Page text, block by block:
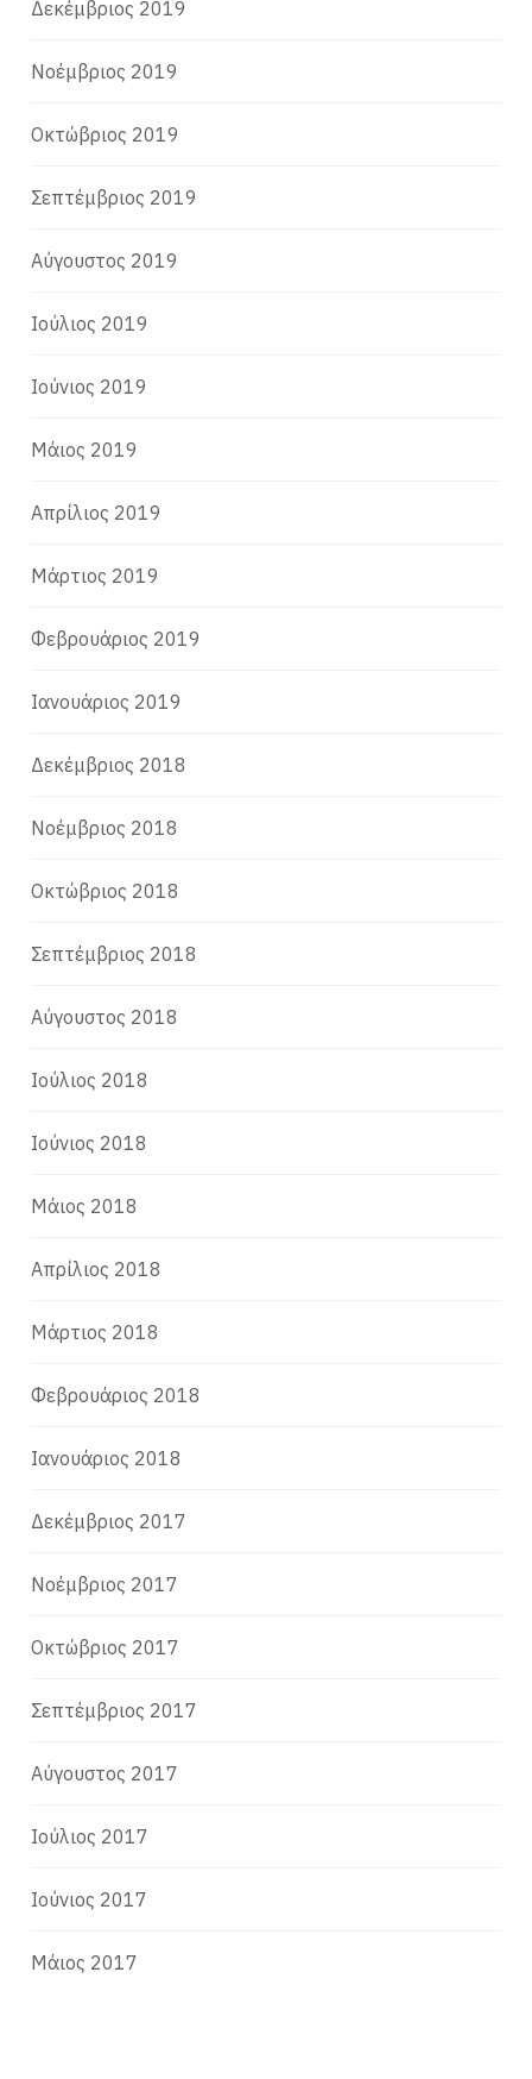
Δεκέμβριος 2019
Νοέμβριος 2019
Οκτώβριος 2019
Σεπτέμβριος 2019
Αύγουστος 2019
Ιούλιος 2019
Ιούνιος 2019
Μάιος 2019
Απρίλιος 2019
Μάρτιος 2019
Φεβρουάριος 2019
Ιανουάριος 2019
Δεκέμβριος 2018
Νοέμβριος 2018
Οκτώβριος 2018
Σεπτέμβριος 2018
Αύγουστος 2018
Ιούλιος 2018
Ιούνιος 2018
Μάιος 2018
Απρίλιος 2018
Μάρτιος 2018
Φεβρουάριος 2018
Ιανουάριος 2018
Δεκέμβριος 2017
Νοέμβριος 2017
Οκτώβριος 2017
Σεπτέμβριος 2017
Αύγουστος 2017
Ιούλιος 2017
Ιούνιος 2017
Μάιος 2017